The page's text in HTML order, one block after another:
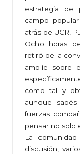
estrategia
campo
atrás de UCR,
Ocho horas
retiró de la
amplíe sobre
como tal y
aunque
fuerzas
pensar no solo
La
discusión,